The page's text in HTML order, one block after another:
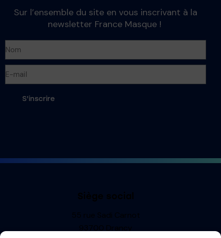
Sur l’ensemble du site en vous inscrivant à la
newsletter France Masque !
S'inscrire
Siège social
55 rue Sadi Carnot
93700 Drancy